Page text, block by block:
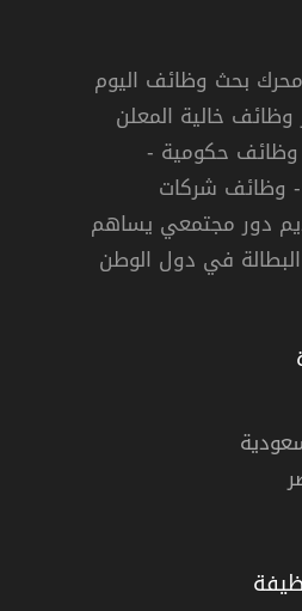
في الكويت
دوام كامل
بحث وظائف اليوم
خالية المعلن
وظائف حكومية -
وظائف شركات
دور مجتمعي يساهم
في دول الوطن